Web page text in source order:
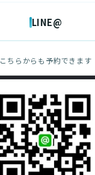
LINE@
こちらからも予約できます